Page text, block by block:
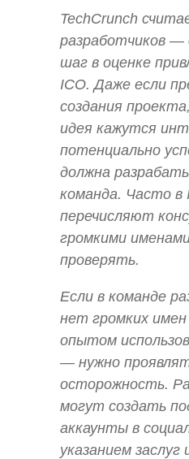
TechCrunch
разработчиков
шаг в оценке
ICO. Даже если
создания
идея кажутся
потенциально
должна
команда. Часто в
перечисляют
громкими
проверять.
Если в команде
нет громких
опытом
— нужно
осторожность.
могут создать
аккаунты в
указанием